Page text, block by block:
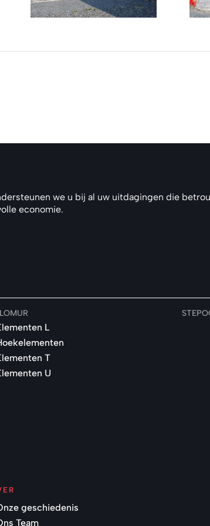
Diverse
we u bij al uw uitdagingen die
economie.
L
T
U
geschiedenis
Team